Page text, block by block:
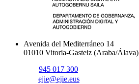
Avenida del Mediterráneo 14
01010 Vitoria-Gasteiz (Araba/Álava)
945 017 300
ejie@ejie.eus